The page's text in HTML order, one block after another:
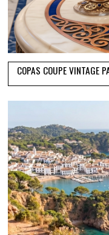
COPAS COUPE